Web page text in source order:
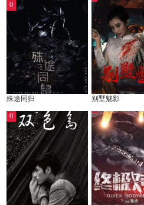
0
殊途同归 别墅魅影
0